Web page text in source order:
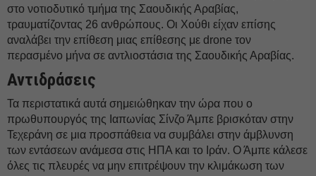
στο νοτιοδυτικό τμήμα της Σαουδικής Αραβίας,
τραυματίζοντας 26 ανθρώπους. Οι Χούθι είχαν επίσης
αναλάβει την επίθεση μιας επίθεσης με drone τον
περασμένο μήνα σε αντλιοστάσια της Σαουδικής Αραβίας.
Αντιδράσεις
Τα περιστατικά αυτά σημειώθηκαν την ώρα που ο
πρωθυπουργός της Ιαπωνίας Σίνζο Άμπε βρισκόταν στην
Τεχεράνη σε μια προσπάθεια να συμβάλει στην άμβλυνση
των εντάσεων ανάμεσα στις ΗΠΑ και το Ιράν. Ο Άμπε κάλεσε
όλες τις πλευρές να μην επιτρέψουν την κλιμάκωση των